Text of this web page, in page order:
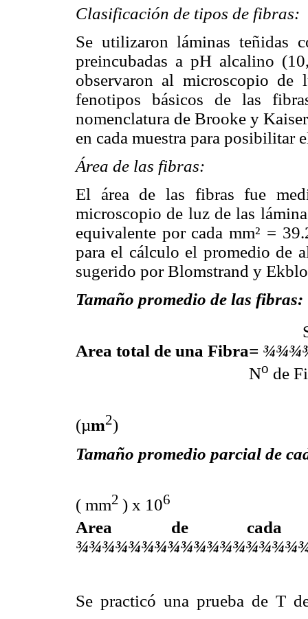
Clasificación de tipos de fibras:
Se utilizaron láminas teñidas
preincubadas a pH alcalino
observaron al microscopio
fenotipos básicos de las
nomenclatura de Brooke y
en cada muestra para posibilitar
Área de las fibras:
El área de las fibras fue
microscopio de luz de las
equivalente por cada mm² =
para el cálculo el promedio de
sugerido por Blomstrand y
Tamaño promedio de las fibras:
Area total de una Fibra=
No de
(µm2)
Tamaño promedio parcial de
( mm2 ) x 106
Area de cada
Se practicó una prueba de T